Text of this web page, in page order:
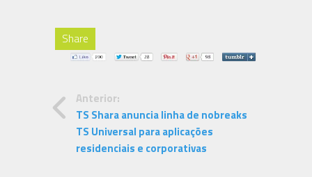
Share
Anterior:
TS Shara anuncia linha de nobreaks
TS Universal para aplicações
residenciais e corporativas